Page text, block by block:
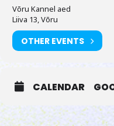
Võru Kannel aed
Liiva 13, Võru
OTHER EVENTS
CALENDAR